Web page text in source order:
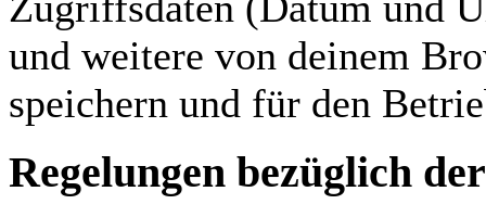
und weitere von deinem
speichern und für den
Regelungen bezüglich